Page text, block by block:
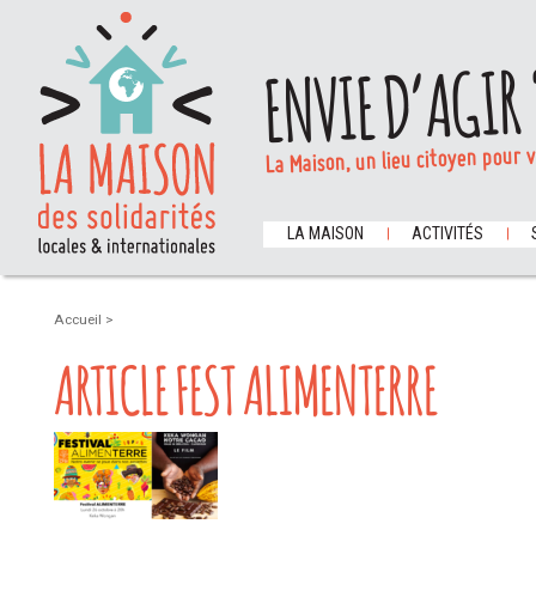
ENVIE
La Maison, un lieu citoyen
LA MAISON ACTIVITÉS
Accueil >
ARTICLE FEST ALIMENTERRE